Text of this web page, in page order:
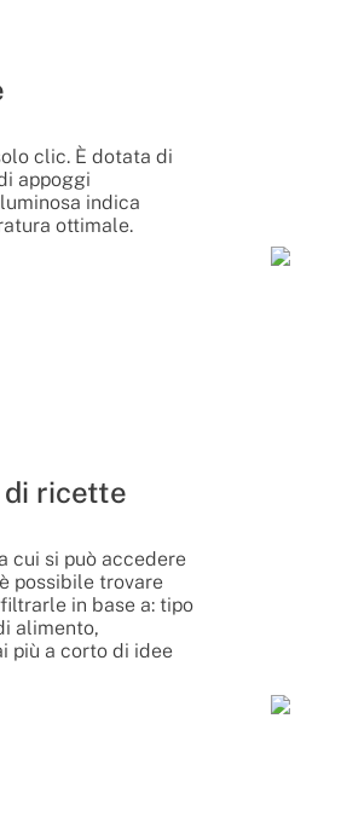
clic. È dotata di
appoggi
indica
ottimale.
di ricette
cui si può accedere
possibile trovare
in base a: tipo
alimento,
più a corto di idee